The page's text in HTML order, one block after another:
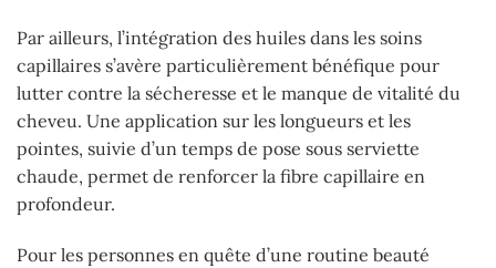
Par ailleurs, l’intégration des huiles dans les soins
capillaires s’avère particulièrement bénéfique pour
lutter contre la sécheresse et le manque de vitalité du
cheveu. Une application sur les longueurs et les
pointes, suivie d’un temps de pose sous serviette
chaude, permet de renforcer la fibre capillaire en
profondeur.
Pour les personnes en quête d’une routine beauté